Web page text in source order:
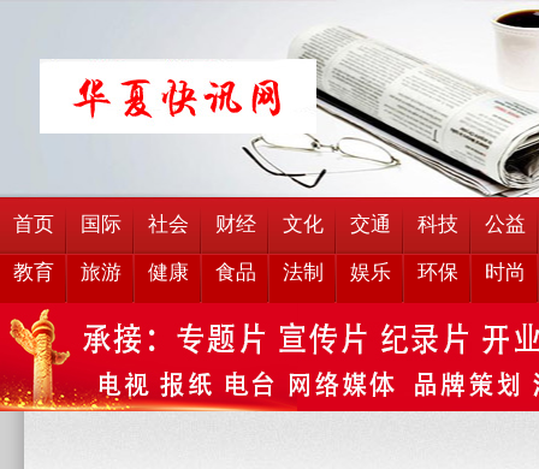
首页 国际 社会 财经 文化 交通 科技 公益
教育 旅游 健康 食品 法制 娱乐 环保 时尚